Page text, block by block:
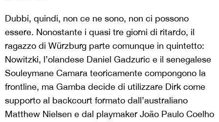
Dubbi, quindi, non ce ne sono, non ci possono
essere. Nonostante i quasi tre giorni di ritardo, il
ragazzo di Würzburg parte comunque in quintetto:
Nowitzki, l’olandese Daniel Gadzuric e il senegalese
Souleymane Camara teoricamente compongono la
frontline, ma Gamba decide di utilizzare Dirk come
supporto al backcourt formato dall’australiano
Matthew Nielsen e dal playmaker João Paulo Coelho